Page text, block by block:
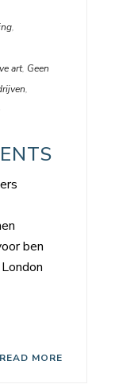
,
art, Geen
,
ben
READ MORE